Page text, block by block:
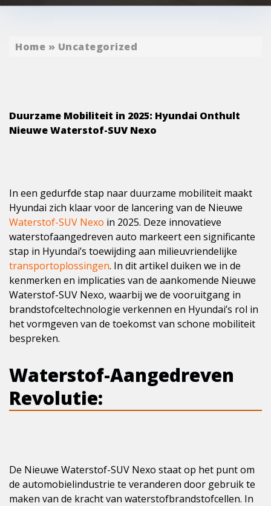
Home » Uncategorized
Duurzame Mobiliteit in 2025: Hyundai Onthult
Nieuwe Waterstof-SUV Nexo
In een gedurfde stap naar duurzame mobiliteit maakt
Hyundai zich klaar voor de lancering van de Nieuwe
Waterstof-SUV Nexo in 2025. Deze innovatieve
waterstofaangedreven auto markeert een significante
stap in Hyundai’s toewijding aan milieuvriendelijke
transportoplossingen. In dit artikel duiken we in de
kenmerken en implicaties van de aankomende Nieuwe
Waterstof-SUV Nexo, waarbij we de vooruitgang in
brandstofceltechnologie verkennen en Hyundai’s rol in
het vormgeven van de toekomst van schone mobiliteit
bespreken.
Waterstof-Aangedreven
Revolutie:
De Nieuwe Waterstof-SUV Nexo staat op het punt om
de automobielindustrie te veranderen door gebruik te
maken van de kracht van waterstofbrandstofcellen. In